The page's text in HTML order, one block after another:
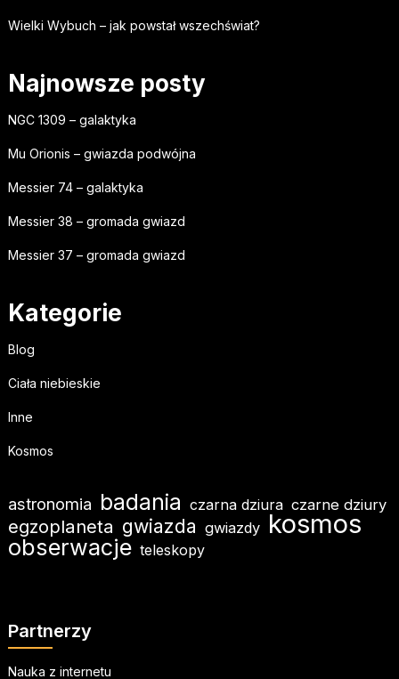
Wielki Wybuch – jak powstał wszechświat?
Najnowsze posty
NGC 1309 – galaktyka
Mu Orionis – gwiazda podwójna
Messier 74 – galaktyka
Messier 38 – gromada gwiazd
Messier 37 – gromada gwiazd
Kategorie
Blog
Ciała niebieskie
Inne
Kosmos
astronomia badania czarna dziura czarne dziury
egzoplaneta gwiazda gwiazdy kosmos
obserwacje teleskopy
Partnerzy
Nauka z internetu